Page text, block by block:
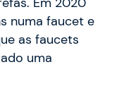
numa faucet e
as faucets
uma